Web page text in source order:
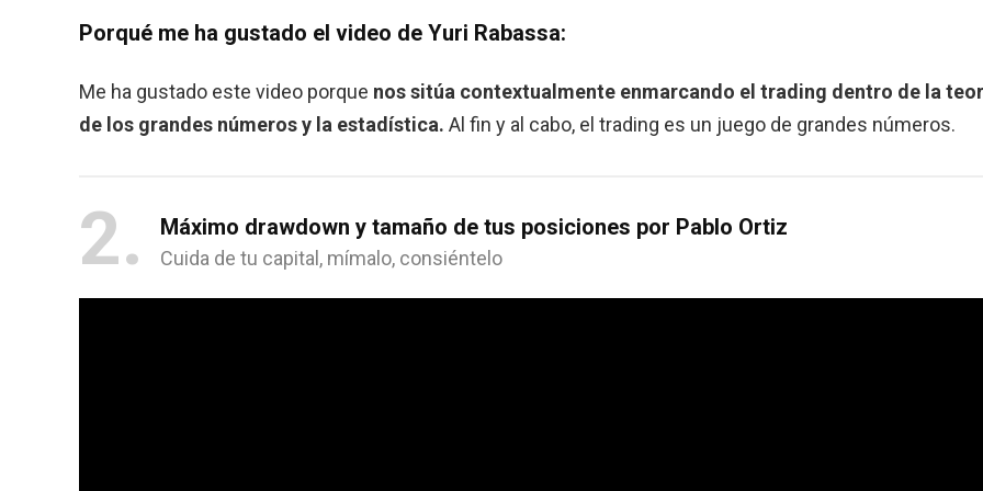
Porqué me ha gustado el video de Yuri Rabassa:
Me ha gustado este video porque nos sitúa contextualmente enmarcando el trading dentro de la
de los grandes números y la estadística. Al fin y al cabo, el trading es un juego de grandes números.
2 Máximo drawdown y tamaño de tus posiciones por Pablo Ortiz
Cuida de tu capital, mímalo, consiéntelo